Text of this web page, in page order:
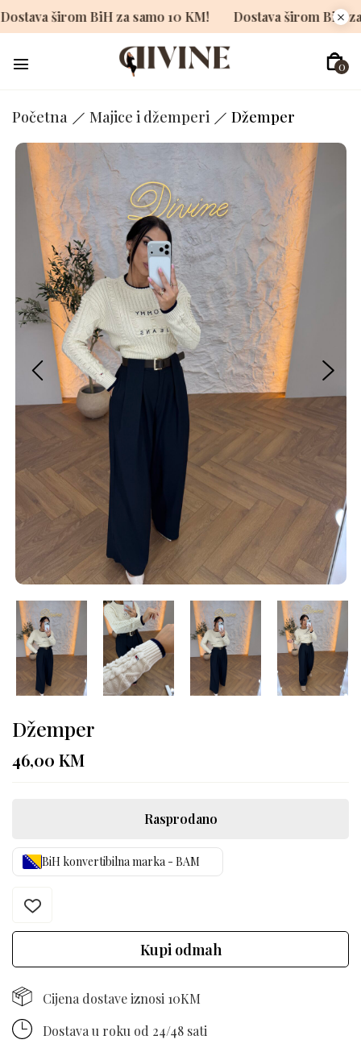
Dostava širom BiH za samo 10 KM! Dostava širom
0
Početna Majice i džemperi Džemper
Džemper
46,00 KM
Rasprodano
BiH konvertibilna marka - BAM
Kupi odmah
Cijena dostave iznosi 10KM
Dostava u roku od 24/48 sati